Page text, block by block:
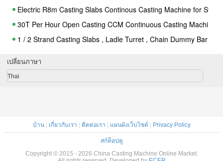
Electric R8m Casting Slabs Continous Casting Machine for Steel
30T Per Hour Open Casting CCM Continuous Casting Machine ,
1 / 2 Strand Casting Slabs , Ladle Turret , Chain Dummy Bar
1 / 3 Strands Cross Sliding CCM Continuous Casting Machine /
60T R8M CCM Continuous Casting Machine Straight Arm 8
R10m Casting Slabs
R8M 8S CCM Continuous Casting Machine Dummy Bar Die
Slab Casting Machine
เปลี่ยนภาษา
Thai
บ้าน| เกี่ยวกับเรา | ติดต่อเรา | แผนผังเว็บไซต์ | Privacy Policy
สก์ท็อปดู
Copyright © 2015 - 2026 China Casting Machine Online Market.